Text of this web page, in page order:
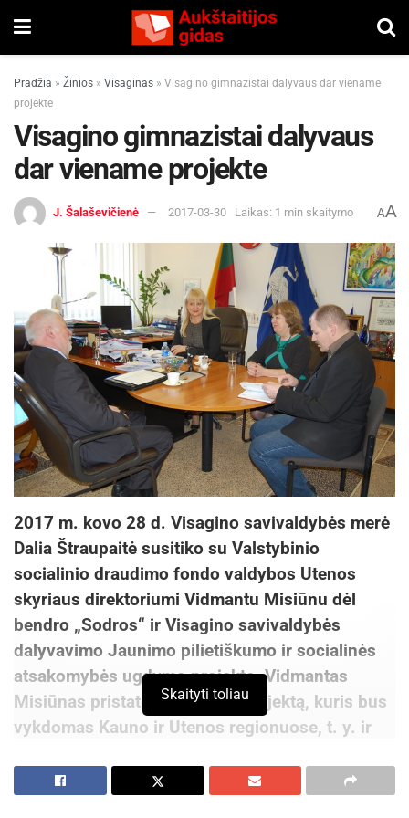
Pradžia » Žinios » Visaginas » Visagino gimnazistai dalyvaus dar viename
projekte
Visagino gimnazistai dalyvaus
dar viename projekte
J. Šalaševičienė 2017-03-30 Laikas: 1 min skaitymo AA
2017 m. kovo 28 d. Visagino savivaldybės merė
Dalia Štraupaitė susitiko su Valstybinio
socialinio draudimo fondo valdybos Utenos
skyriaus direktoriumi Vidmantu Misiūnu dėl
bendro „Sodros“ ir Visagino savivaldybės
dalyvavimo Jaunimo pilietiškumo ir socialinės
atsakomybės ugdymo projekte. Vidmantas
Misiūnas pristatė bandomąjį projektą, kuris bus
vykdomas Kauno ir Utenos regionuose, t. y. ir
Šio projekto tikslas – ugdant besiruošiančio
Skaityti toliau